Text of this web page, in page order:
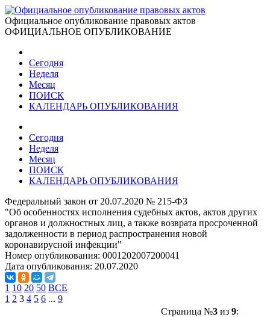
Официальное опубликование правовых актов
ОФИЦИАЛЬНОЕ ОПУБЛИКОВАНИЕ
Сегодня
Неделя
Месяц
ПОИСК
КАЛЕНДАРЬ ОПУБЛИКОВАНИЯ
Сегодня
Неделя
Месяц
ПОИСК
КАЛЕНДАРЬ ОПУБЛИКОВАНИЯ
Федеральный закон от 20.07.2020 № 215-ФЗ
"Об особенностях исполнения судебных актов, актов других
органов и должностных лиц, а также возврата просроченной
задолженности в период распространения новой
коронавирусной инфекции"
Номер опубликования: 0001202007200041
Дата опубликования: 20.07.2020
1 10 20 50 ВСЕ
1 2 3 4 5 6 ... 9
Страница №3из 9: